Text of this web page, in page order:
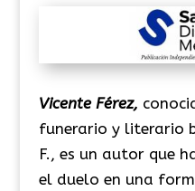
Vicente Férez,
funerario y literario
F., es un autor que
el duelo en una